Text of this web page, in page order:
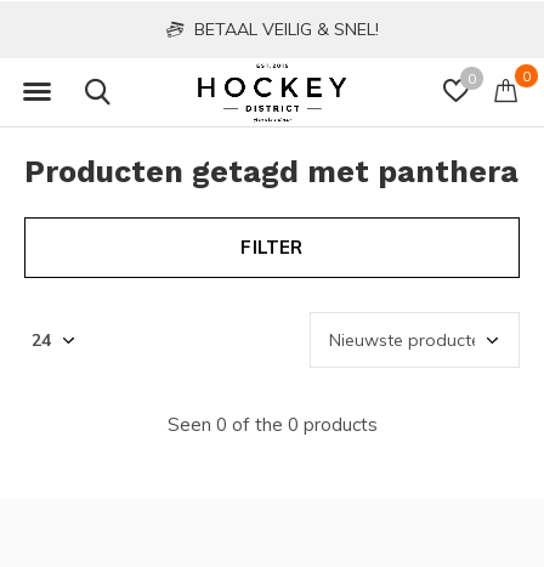
0 0
BETAAL VEILIG & SNEL!
Producten getagd met panthera
FILTER
Seen 0 of the 0 products